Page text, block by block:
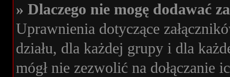
» Dlaczego nie mogę dodawać
Uprawnienia dotyczące
działu, dla każdej grupy i dla
mógł nie zezwolić na